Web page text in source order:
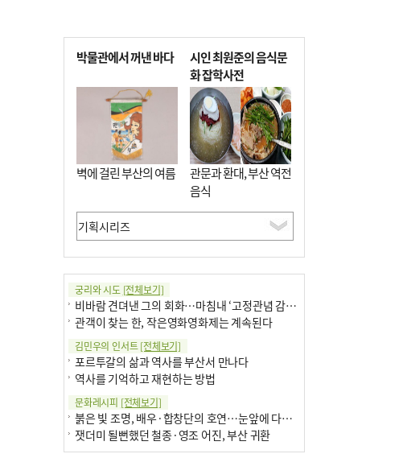
박물관에서 꺼낸 바다
벽에 걸린 부산의 여름
시인 최원준의 음식문
화 잡학사전
관문과 환대, 부산 역전
음식
궁리와 시도 [전체보기]
비바람 견뎌낸 그의 회화…마침내 ‘고정관념 감옥’서 해방
관객이 찾는 한, 작은영화영화제는 계속된다
김민우의 인서트[전체보기]
포르투갈의 삶과 역사를 부산서 만나다
역사를 기억하고 재현하는 방법
문화레시피 [전체보기]
붉은 빛 조명, 배우·합창단의 호연…눈앞에 다가온 부산오페라하우스
잿더미 될뻔했던 철종·영조 어진, 부산 귀환